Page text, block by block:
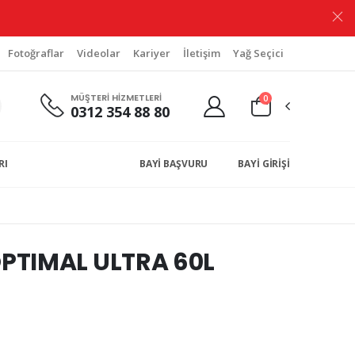
Fotoğraflar Videolar Kariyer İletişim Yağ Seçici
MÜŞTERİ HİZMETLERİ
0312 354 88 80
0
BAYİ GİRİŞİ
BAYİ BAŞVURU
ULTRA 60L